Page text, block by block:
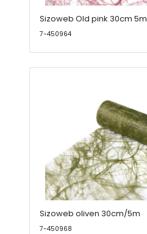
Sizoweb Old pink 30cm 5m
7-450964
Sizoweb oliven 30cm/5m
7-450968